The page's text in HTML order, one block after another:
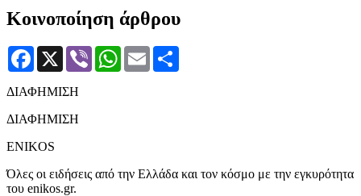
Κοινοποίηση άρθρου
Facebook
X Viber WhatsApp
Email
ΔΙΑΦΗΜΙΣΗ
ΔΙΑΦΗΜΙΣΗ
ENIKOS
Όλες οι ειδήσεις από την Ελλάδα και τον κόσμο με την εγκυρότητα
του enikos.gr.